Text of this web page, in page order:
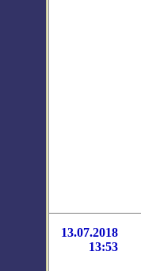
13.07.2018
13:53